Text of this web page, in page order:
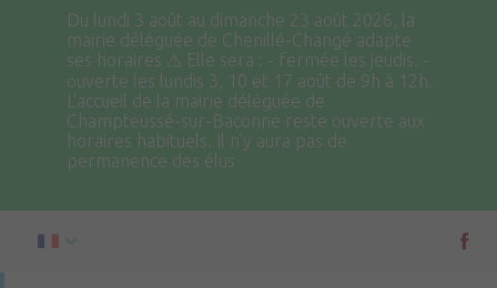
Du lundi 3 août au dimanche 23 août 2026, la
mairie déléguée de Chenillé-Changé adapte
ses horaires ⚠ Elle sera : - fermée les jeudis. -
ouverte les lundis 3, 10 et 17 août de 9h à 12h.
L'accueil de la mairie déléguée de
Champteussé-sur-Baconne reste ouverte aux
horaires habituels. Il n'y aura pas de
permanence des élus